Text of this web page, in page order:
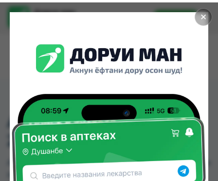
✕
Доруи ман
Установить
ARKO MEN BLACK GEL
200 ML
ARKO MEN BLACK GEL 200 ML можно купить или
заказать в аптеках, Авиценна, Арча, Дору Фарм